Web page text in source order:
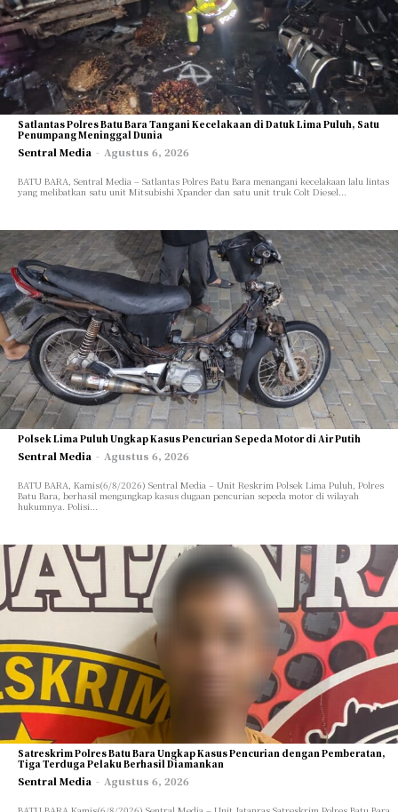
Cari Artikel
INTERNASIONAL
DAERAH
POLITIK
HUKUM
EKONOMI
SOSIAL
PENDIDIKAN
PARIWISATA
TEKNOLOGI
OPINI/ESAI
ARTIKEL/FEATURE
INVESTIGASI
GAYA HIDUP
TENTANG KAMI
Cari Artikel
INTERNASIONAL
DAERAH
POLITIK
HUKUM
EKONOMI
SOSIAL
PENDIDIKAN
PARIWISATA
TEKNOLOGI
OPINI/ESAI
ARTIKEL/FEATURE
INVESTIGASI
GAYA HIDUP
TENTANG KAMI
Satlantas Polres Batu Bara Tangani Kecelakaan di Datuk Lima Puluh, Satu
Penumpang Meninggal Dunia
Sentral Media - Agustus 6, 2026
BATU BARA, Sentral Media – Satlantas Polres Batu Bara menangani kecelakaan lalu lintas
yang melibatkan satu unit Mitsubishi Xpander dan satu unit truk Colt Diesel...
Polsek Lima Puluh Ungkap Kasus Pencurian Sepeda Motor di Air Putih
Sentral Media - Agustus 6, 2026
BATU BARA, Kamis(6/8/2026) Sentral Media – Unit Reskrim Polsek Lima Puluh, Polres
Batu Bara, berhasil mengungkap kasus dugaan pencurian sepeda motor di wilayah
hukumnya. Polisi...
Satreskrim Polres Batu Bara Ungkap Kasus Pencurian dengan Pemberatan,
Tiga Terduga Pelaku Berhasil Diamankan
Sentral Media - Agustus 6, 2026